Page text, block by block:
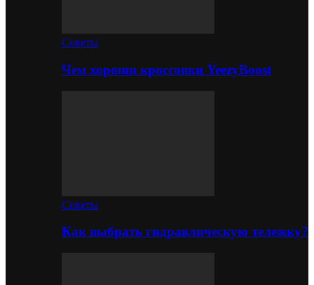
Советы
Чем хороши кроссовки YeezyBoost
Советы
Как выбрать гидравлическую тележку?